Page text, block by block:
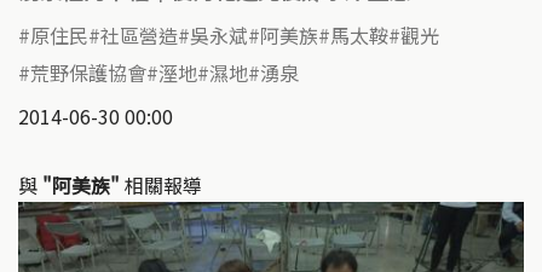
原住民 社區營造 吳永斌 阿美族 馬太鞍 觀光
荒野保護協會 溼地 濕地 湧泉
2014-06-30 00:00
與 "阿美族" 相關報導